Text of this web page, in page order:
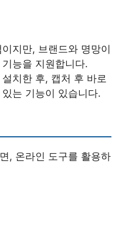
지만, 브랜드와 명망이
능을 지원합니다.
치한 후, 캡처 후 바로
는 기능이 있습니다.
, 온라인 도구를 활용하